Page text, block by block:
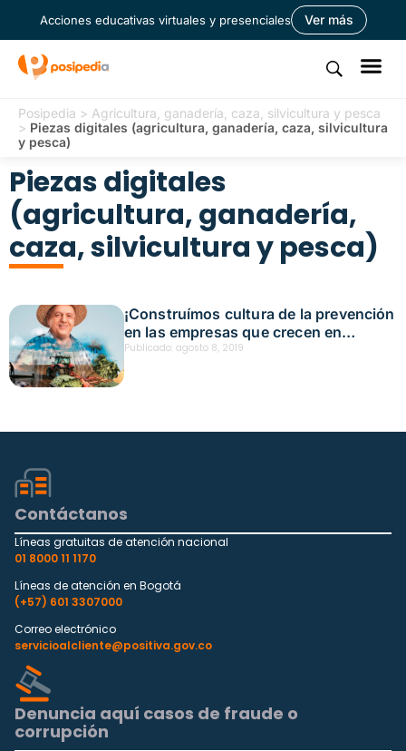
Acciones educativas virtuales y presenciales Ver más
Posipedia > Agricultura, ganadería, caza, silvicultura y pesca
> Piezas digitales (agricultura, ganadería, caza, silvicultura
y pesca)
Piezas digitales
(agricultura, ganadería,
caza, silvicultura y pesca)
¡Construímos cultura de la prevención
en las empresas que crecen en
Colombia! (pendón)
Publicado: agosto 8, 2019
Contáctanos
Líneas gratuitas de atención nacional
01 8000 11 1170
Líneas de atención en Bogotá
(+57) 601 3307000
Correo electrónico
servicioalcliente@positiva.gov.co
Denuncia aquí casos de fraude o
corrupción